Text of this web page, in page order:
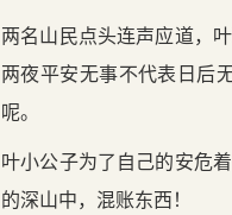
两名山民点头连声应道，
两夜平安无事不代表日后
呢。
叶小公子为了自己的安危
的深山中，混账东西！